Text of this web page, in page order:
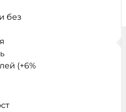
без
(+6%